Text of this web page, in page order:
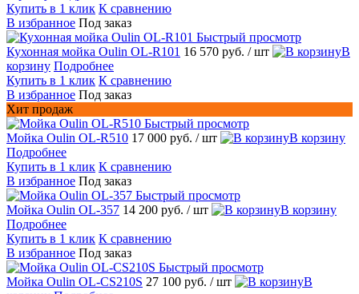
Купить в 1 клик К сравнению
В избранное Под заказ
Быстрый просмотр
Кухонная мойка Oulin OL-R101 16 570 руб. / шт
В
корзину Подробнее
Купить в 1 клик К сравнению
В избранное Под заказ
Хит продаж
Быстрый просмотр
Мойка Oulin OL-R510 17 000 руб. / шт
В корзину
Подробнее
Купить в 1 клик К сравнению
В избранное Под заказ
Быстрый просмотр
Мойка Oulin OL-357 14 200 руб. / шт
В корзину
Подробнее
Купить в 1 клик К сравнению
В избранное Под заказ
Быстрый просмотр
Мойка Oulin OL-CS210S 27 100 руб. / шт
В